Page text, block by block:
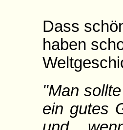
Dass
haben
"Man
ein gutes